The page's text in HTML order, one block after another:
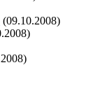
(09.10.2008)